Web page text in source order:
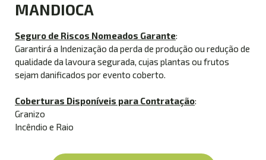
MANDIOCA
Seguro de Riscos Nomeados Garante:
Garantirá a Indenização da perda de produção ou redução de
qualidade da lavoura segurada, cujas plantas ou frutos
sejam danificados por evento coberto.
Coberturas Disponíveis para Contratação:
Granizo
Incêndio e Raio